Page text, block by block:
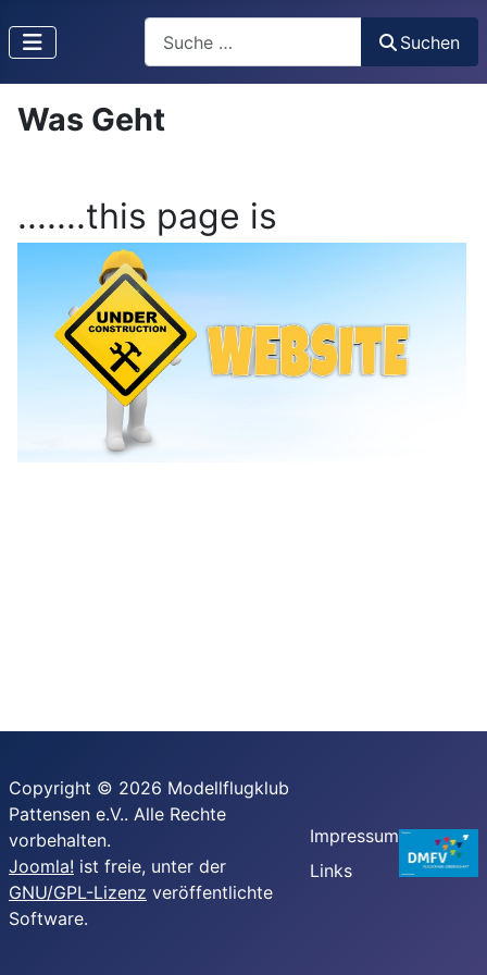
Suchen
Was Geht
.......this page is
Copyright © 2026 Modellflugklub
Pattensen e.V.. Alle Rechte
vorbehalten.
Joomla! ist freie, unter der
GNU/GPL-Lizenz veröffentlichte
Software.
Impressum
Links